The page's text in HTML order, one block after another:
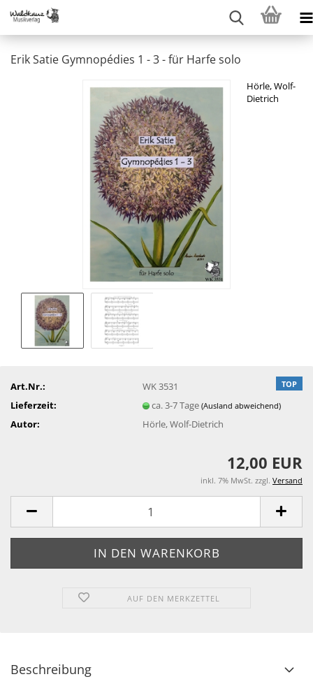
Erik Satie Gymnopédies 1 - 3 - für Harfe solo
Hörle, Wolf-
Dietrich
TOP
Art.Nr.:
WK 3531
Lieferzeit:
ca. 3-7 Tage(Ausland abweichend)
Autor: Hörle, Wolf-Dietrich
12,00 EUR
inkl. 7% MwSt. zzgl. Versand
AUF DEN MERKZETTEL
Beschreibung